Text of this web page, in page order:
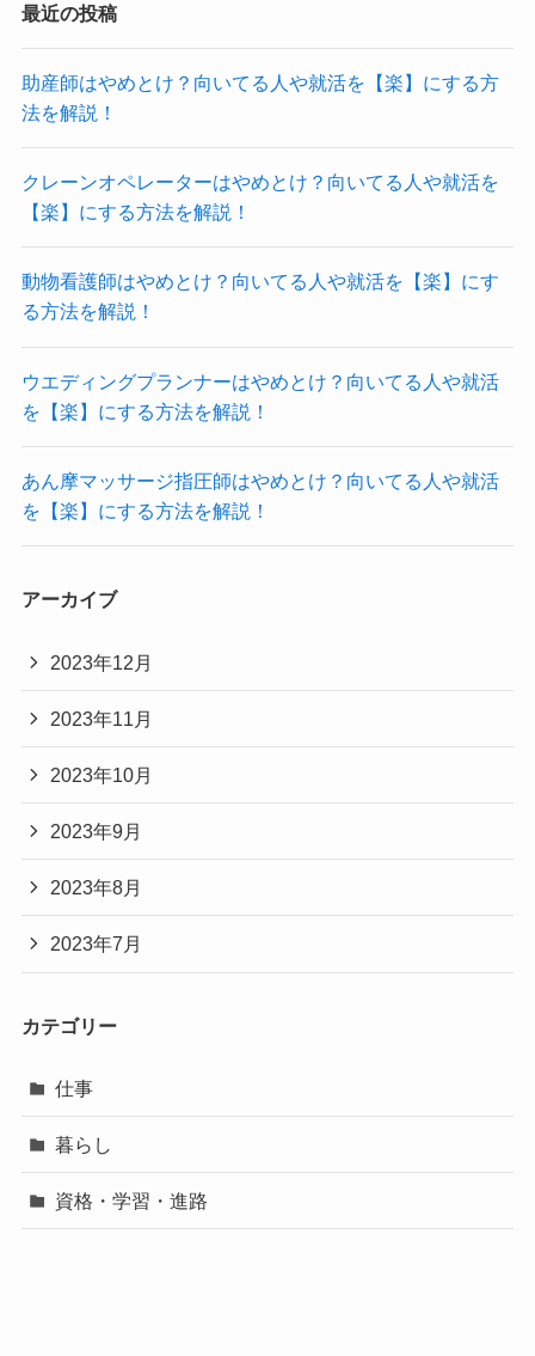
最近の投稿
助産師はやめとけ？向いてる人や就活を【楽】にする方
法を解説！
クレーンオペレーターはやめとけ？向いてる人や就活を
【楽】にする方法を解説！
動物看護師はやめとけ？向いてる人や就活を【楽】にす
る方法を解説！
ウエディングプランナーはやめとけ？向いてる人や就活
を【楽】にする方法を解説！
あん摩マッサージ指圧師はやめとけ？向いてる人や就活
を【楽】にする方法を解説！
アーカイブ
2023年12月
2023年11月
2023年10月
2023年9月
2023年8月
2023年7月
カテゴリー
仕事
暮らし
資格・学習・進路